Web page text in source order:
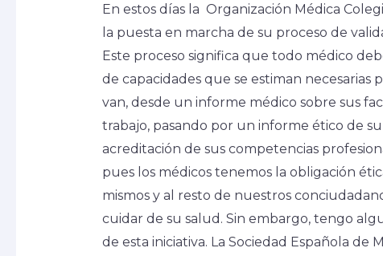
En estos días la Organización Médica
la puesta en marcha de su proceso de
Este proceso significa que todo médico
de capacidades que se estiman necesarias
van, desde un informe médico sobre sus
trabajo, pasando por un informe ético de
acreditación de sus competencias
pues los médicos tenemos la obligación
mismos y al resto de nuestros
cuidar de su salud. Sin embargo, tengo
de esta iniciativa. La Sociedad Española